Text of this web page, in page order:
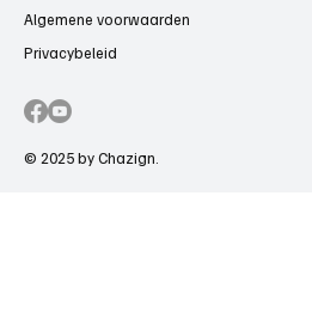
Algemene voorwaarden
Privacybeleid
© 2025 by Chazign.